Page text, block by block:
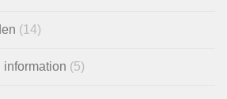
(14)
(5)